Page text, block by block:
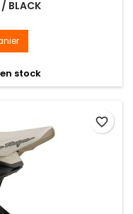
/ BLACK
stock
favorite_border